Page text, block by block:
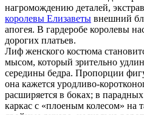
нагромождению деталей,
королевы Елизаветы внешний
апогея. В гардеробе королевы
дорогих платьев.
Лиф женского костюма
мысом, который зрительно
середины бедра. Пропорции
она кажется уродливо-
расширяется в боках; в
каркас с «плоеным колесом» на